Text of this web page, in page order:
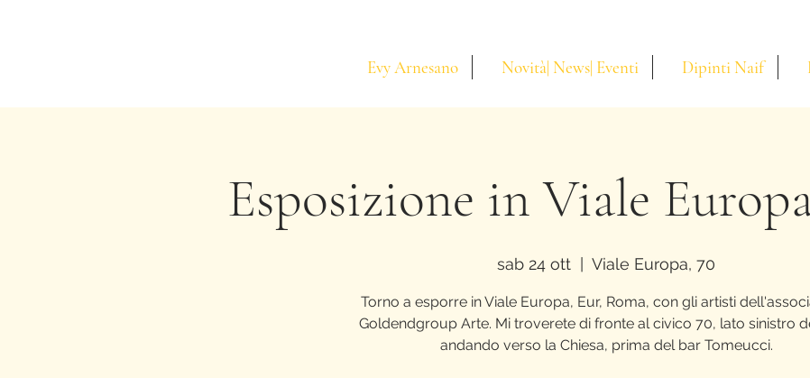
Evy Arnesano Novità| News| Eventi Dipinti Naif
Esposizione in Viale
sab 24 ott Viale Europa, 70
Torno a esporre in Viale Europa, Eur, Roma, con gli artisti
Goldendgroup Arte. Mi troverete di fronte al civico 70, lato sinistro
andando verso la Chiesa, prima del bar Tomeucci.